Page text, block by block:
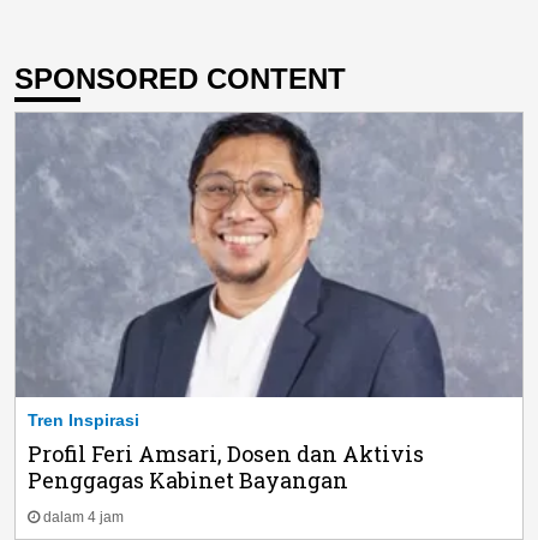
SPONSORED CONTENT
Tren Inspirasi
Profil Feri Amsari, Dosen dan Aktivis
Penggagas Kabinet Bayangan
dalam 4 jam